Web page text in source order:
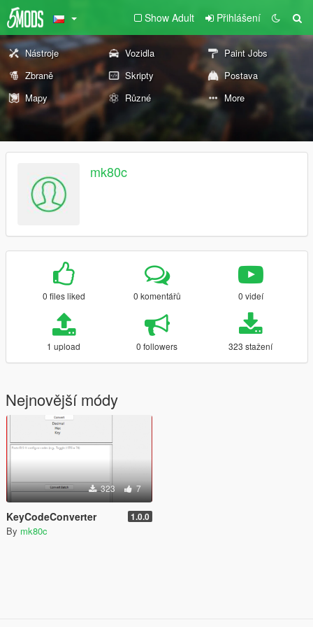
Show Adult Přihlášení
Nástroje Vozidla
Paint Jobs
Zbraně
Skripty
Postava
Mapy
Různé More
mk80c
0 files liked 0 komentářů 0 videí
1 upload 0 followers 323 stažení
Nejnovější módy
323 7
KeyCodeConverter 1.0.0
By mk80c